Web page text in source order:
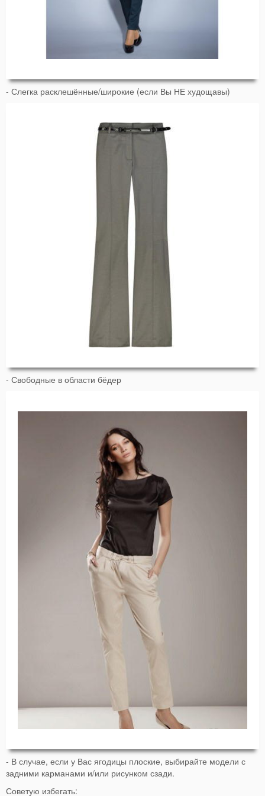
- Слегка расклешённые/широкие (если Вы НЕ худощавы)
- Свободные в области бёдер
- В случае, если у Вас ягодицы плоские, выбирайте модели с
задними карманами и/или рисунком сзади.
Советую избегать: